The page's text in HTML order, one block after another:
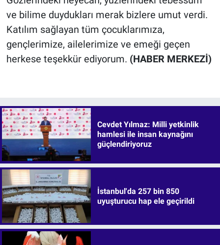
ve bilime duydukları merak bizlere umut verdi.
Katılım sağlayan tüm çocuklarımıza,
gençlerimize, ailelerimize ve emeği geçen
herkese teşekkür ediyorum. (HABER MERKEZİ)
Cevdet Yılmaz: Milli yetkinlik
hamlesi ile insan kaynağını
güçlendiriyoruz
İstanbul'da 257 bin 850
uyuşturucu hap ele geçirildi